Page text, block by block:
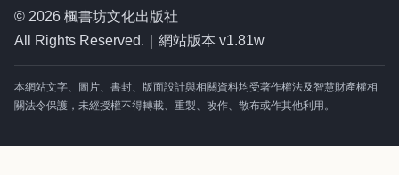
© 2026 楓書坊文化出版社
All Rights Reserved.｜網站版本 v1.81w
本網站文字、圖片、書封、版面設計與相關資料均受著作權法及智慧財產權相
關法令保護，未經授權不得轉載、重製、改作、散布或作其他利用。